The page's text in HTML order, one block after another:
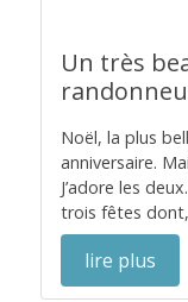
Un très
Noël, la plus
anniversaire.
J’adore les
trois fêtes
lire plus